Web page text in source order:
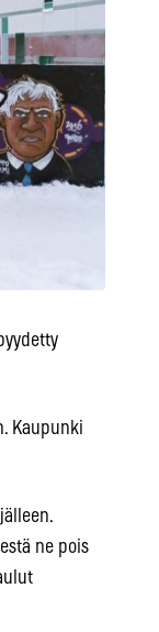
Kaupunki
ne pois